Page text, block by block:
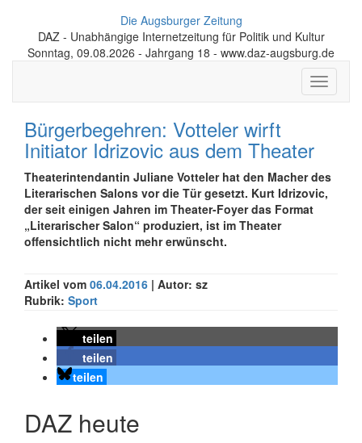
Die Augsburger Zeitung
DAZ - Unabhängige Internetzeitung für Politik und Kultur
Sonntag, 09.08.2026 - Jahrgang 18 - www.daz-augsburg.de
Toggle
Bürgerbegehren: Votteler wirft
Initiator Idrizovic aus dem Theater
Theaterintendantin Juliane Votteler hat den Macher des
Literarischen Salons vor die Tür gesetzt. Kurt Idrizovic,
der seit einigen Jahren im Theater-Foyer das Format
„Literarischer Salon“ produziert, ist im Theater
offensichtlich nicht mehr erwünscht.
Artikel vom 06.04.2016 | Autor: sz
Rubrik: Sport
teilen
teilen
teilen
DAZ heute